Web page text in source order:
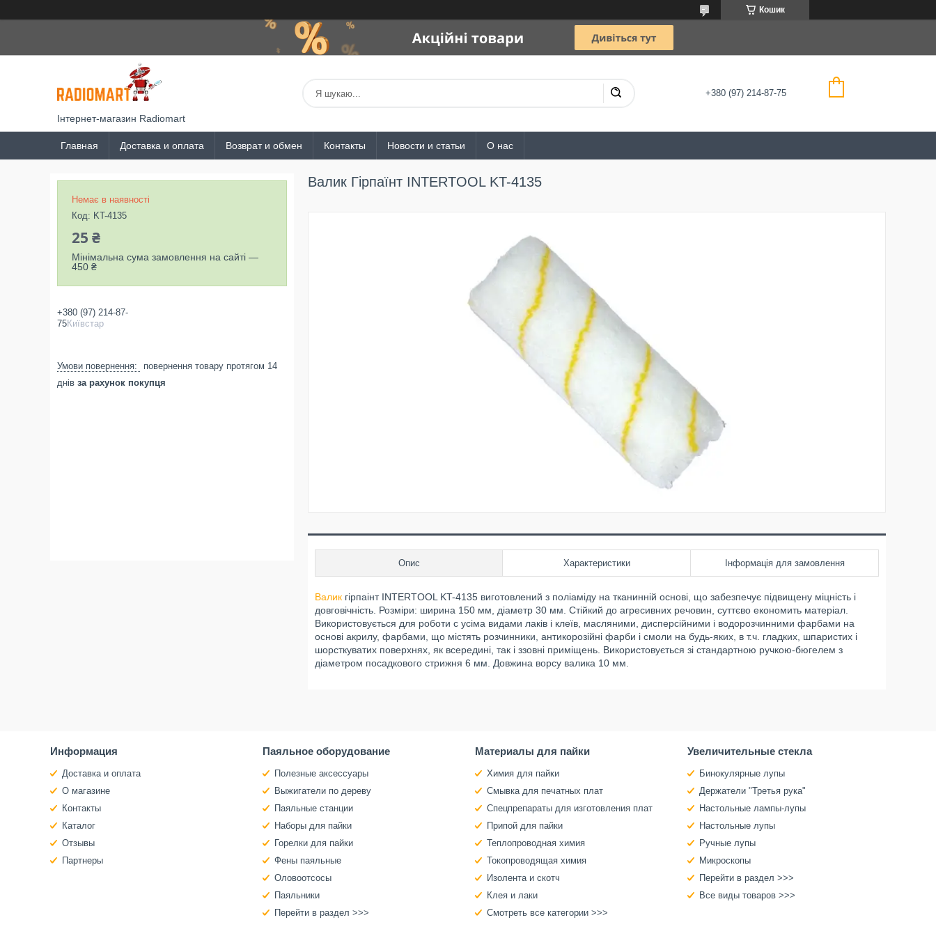
Кошик
Інтернет-магазин Radiomart
+380 (97) 214-87-75
Главная Доставка и оплата Возврат и обмен Контакты Новости и статьи О нас
Валик Гірпаїнт INTERTOOL KT-4135
Опис Характеристики Інформація для замовлення
Валик гірпаінт INTERTOOL KT-4135 виготовлений з поліаміду на тканинній основі, що забезпечує підвищену міцність і
довговічність. Розміри: ширина 150 мм, діаметр 30 мм. Стійкий до агресивних речовин, суттєво економить матеріал.
Використовується для роботи с усіма видами лаків і клеїв, масляними, дисперсійними і водорозчинними фарбами на
основі акрилу, фарбами, що містять розчинники, антикорозійні фарби і смоли на будь-яких, в т.ч. гладких, шпаристих і
шорсткуватих поверхнях, як всередині, так і ззовні приміщень. Використовується зі стандартною ручкою-бюгелем з
діаметром посадкового стрижня 6 мм. Довжина ворсу валика 10 мм.
Немає в наявності
Код: KT-4135
25 ₴
Мінімальна сума замовлення на сайті —
450 ₴
+380 (97) 214-87-
75Київстар
повернення товару протягом 14
днів за рахунок покупця
Информация
Доставка и оплата
О магазине
Контакты
Каталог
Отзывы
Партнеры
Паяльное оборудование
Полезные аксессуары
Выжигатели по дереву
Паяльные станции
Наборы для пайки
Горелки для пайки
Фены паяльные
Оловоотсосы
Паяльники
Перейти в раздел >>>
Материалы для пайки
Химия для пайки
Смывка для печатных плат
Спецпрепараты для изготовления плат
Припой для пайки
Теплопроводная химия
Токопроводящая химия
Изолента и скотч
Клея и лаки
Смотреть все категории >>>
Увеличительные стекла
Бинокулярные лупы
Держатели "Третья рука"
Настольные лампы-лупы
Настольные лупы
Ручные лупы
Микроскопы
Перейти в раздел >>>
Все виды товаров >>>